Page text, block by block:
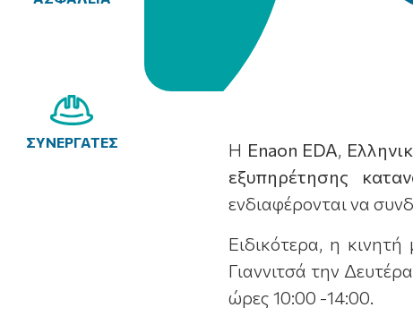
ΣΥΝΕΡΓΑΤΕΣ Η Enaon EDA,
εξυπηρέτησης
ενδιαφέρονται να
Ειδικότερα, η
Γιαννιτσά την Δευτέρα
ώρες 10:00 -14:00.